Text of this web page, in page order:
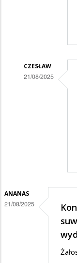
tępych
osiłków
CZESŁAW
21/08/2025
zgadzam
się
działalość
ANANAS
21/08/2025